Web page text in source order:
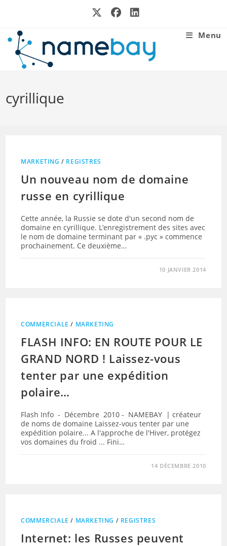
Menu
cyrillique
MARKETING / REGISTRES
Un nouveau nom de domaine
russe en cyrillique
Cette année, la Russie se dote d'un second nom de
domaine en cyrillique. L’enregistrement des sites avec
le nom de domaine terminant par « .рус » commence
prochainement. Ce deuxième…
10 JANVIER 2014
COMMERCIALE / MARKETING
FLASH INFO: EN ROUTE POUR LE
GRAND NORD ! Laissez-vous
tenter par une expédition
polaire…
Flash Info - Décembre 2010 - NAMEBAY | créateur
de noms de domaine Laissez-vous tenter par une
expédition polaire... A l'approche de l'Hiver, protégez
vos domaines du froid ... Fini…
14 DÉCEMBRE 2010
COMMERCIALE / MARKETING / REGISTRES
Internet: les Russes peuvent